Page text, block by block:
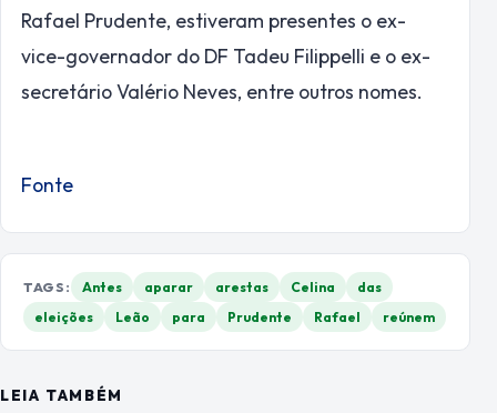
Rafael Prudente, estiveram presentes o ex-
vice-governador do DF Tadeu Filippelli e o ex-
secretário Valério Neves, entre outros nomes.
Fonte
TAGS: Antes aparar arestas Celina
das
eleições
Leão para Prudente Rafael reúnem
LEIA TAMBÉM